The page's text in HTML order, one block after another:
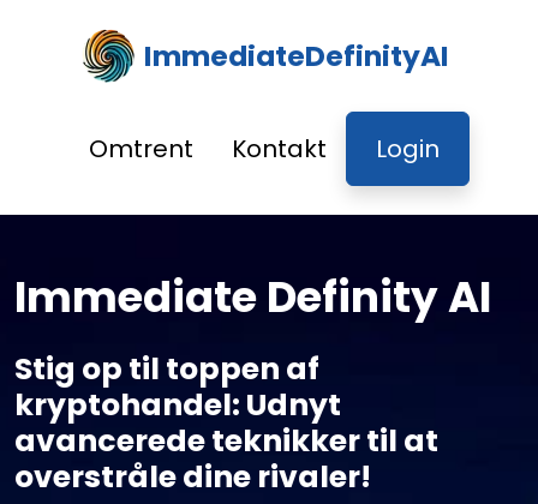
ImmediateDefinityAI
Omtrent Kontakt Login
Immediate Definity AI
Stig op til toppen af
kryptohandel: Udnyt
avancerede teknikker til at
overstråle dine rivaler!